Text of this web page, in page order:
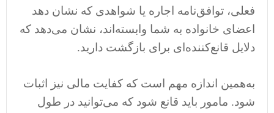
فعلی، توافق‌نامه اجاره یا شواهدی که نشان دهد
اعضای خانواده به شما وابسته‌اند، نشان می‌دهد که
دلایل قانع‌کننده‌ای برای بازگشت دارید.
به‌همین‌ اندازه مهم است که کفایت مالی نیز اثبات
شود. مامور باید قانع شود که می‌توانید در طول